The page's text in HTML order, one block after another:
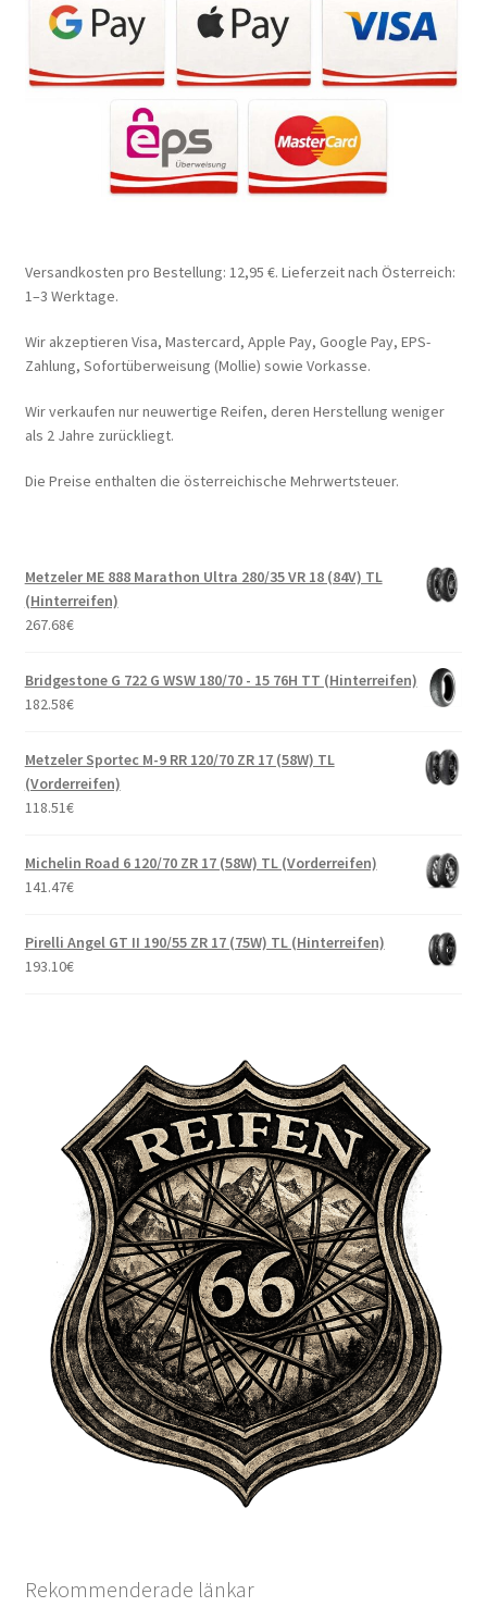
Versandkosten pro Bestellung: 12,95 €. Lieferzeit nach Österreich:
1–3 Werktage.
Wir akzeptieren Visa, Mastercard, Apple Pay, Google Pay, EPS-
Zahlung, Sofortüberweisung (Mollie) sowie Vorkasse.
Wir verkaufen nur neuwertige Reifen, deren Herstellung weniger
als 2 Jahre zurückliegt.
Die Preise enthalten die österreichische Mehrwertsteuer.
Metzeler ME 888 Marathon Ultra 280/35 VR 18 (84V) TL
(Hinterreifen)
267.68€
Bridgestone G 722 G WSW 180/70 - 15 76H TT (Hinterreifen)
182.58€
Metzeler Sportec M-9 RR 120/70 ZR 17 (58W) TL
(Vorderreifen)
118.51€
Michelin Road 6 120/70 ZR 17 (58W) TL (Vorderreifen)
141.47€
Pirelli Angel GT II 190/55 ZR 17 (75W) TL (Hinterreifen)
193.10€
Rekommenderade länkar